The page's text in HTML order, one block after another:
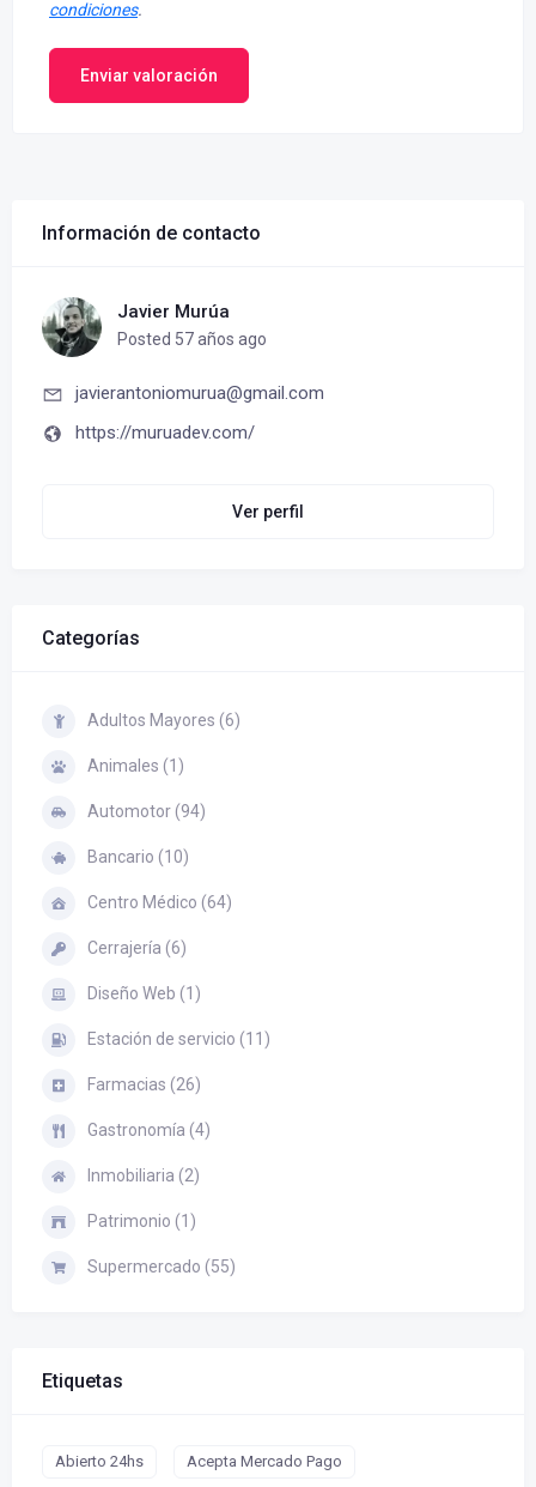
condiciones.
Enviar valoración
Información de contacto
Javier Murúa
Posted 57 años ago
javierantoniomurua@gmail.com
https://muruadev.com/
Ver perfil
Categorías
Adultos Mayores (6)
Animales (1)
Automotor (94)
Bancario (10)
Centro Médico (64)
Cerrajería (6)
Diseño Web (1)
Estación de servicio (11)
Farmacias (26)
Gastronomía (4)
Inmobiliaria (2)
Patrimonio (1)
Supermercado (55)
Etiquetas
Abierto 24hs Acepta Mercado Pago